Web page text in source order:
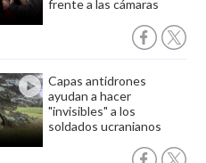
frente a las cámaras
Capas antidrones
ayudan a hacer
"invisibles" a los
soldados ucranianos